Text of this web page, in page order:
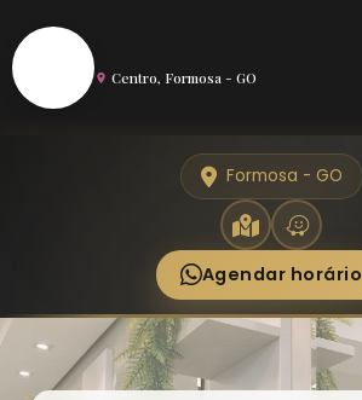
Centro, Formosa - GO
Formosa - GO
Agendar horário